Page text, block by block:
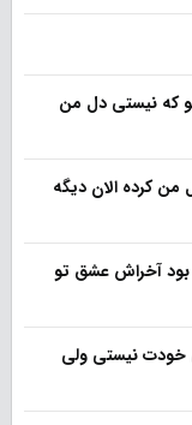
که نیستی دل من
من کرده الان دیگه
بود آخراش عشق تو
خودت نیستی ولی